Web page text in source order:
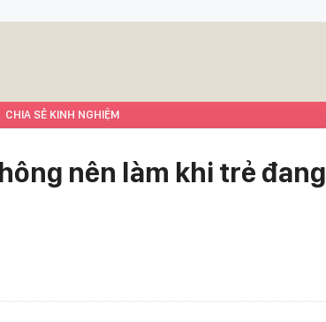
CHIA SẺ KINH NGHIỆM
nên làm khi trẻ đang